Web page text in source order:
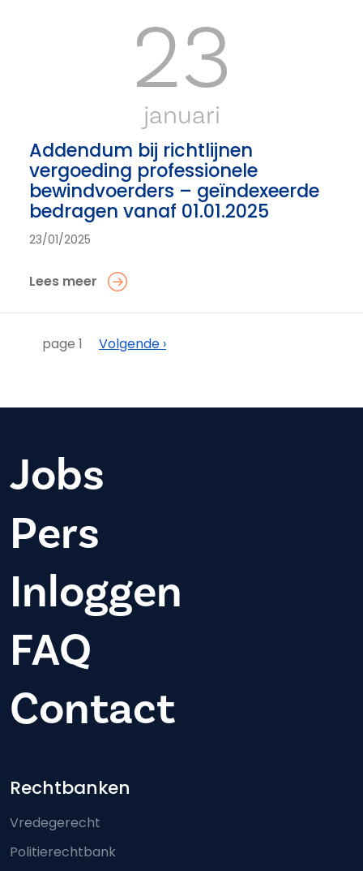
23
januari
Addendum bij richtlijnen
vergoeding professionele
bewindvoerders – geïndexeerde
bedragen vanaf 01.01.2025
23/01/2025
Lees meer
Paginering
page 1 Volgende
Volgende ›
Jobs
Pers
Inloggen
FAQ
Contact
Footer-menu
Rechtbanken
Vredegerecht
Politierechtbank